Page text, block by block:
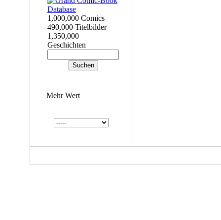
1,000,000 Comics
490,000 Titelbilder
1,350,000
Geschichten
Mehr Wert